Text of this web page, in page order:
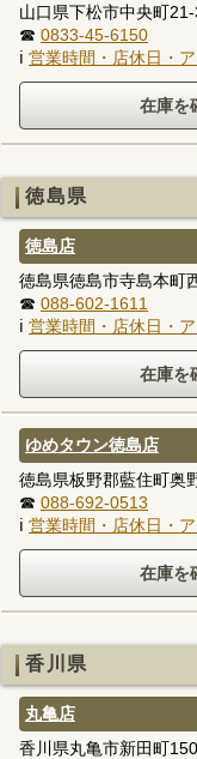
山口県下松市中央町
☎ 0833-45-6150
ℹ 営業時間・店休日・
徳島県
徳島店
徳島県徳島市寺島本町
☎ 088-602-1611
ℹ 営業時間・店休日・
ゆめタウン徳島店
徳島県板野郡藍住町奥
☎ 088-692-0513
ℹ 営業時間・店休日・
香川県
丸亀店
香川県丸亀市新田町